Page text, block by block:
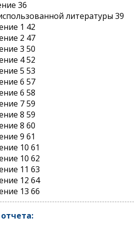
36
литературы 39
1 42
2 47
3 50
4 52
5 53
6 57
6 58
7 59
8 59
8 60
9 61
10 61
10 62
11 63
12 64
13 66